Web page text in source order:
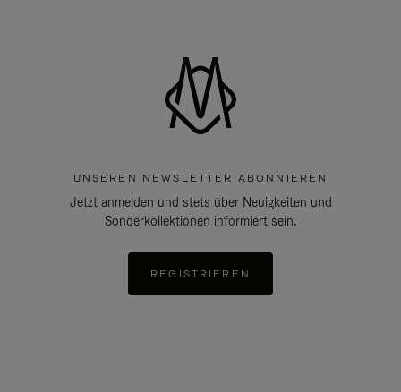
UNSEREN NEWSLETTER ABONNIEREN
Jetzt anmelden und stets über Neuigkeiten und
Sonderkollektionen informiert sein.
REGISTRIEREN